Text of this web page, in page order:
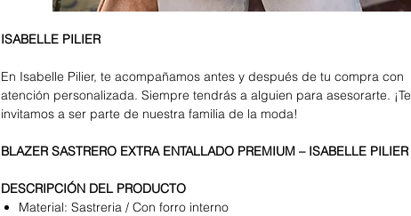
ISABELLE PILIER
En Isabelle Pilier, te acompañamos antes y después de tu compra con
atención personalizada. Siempre tendrás a alguien para asesorarte. ¡Te
invitamos a ser parte de nuestra familia de la moda!
BLAZER SASTRERO EXTRA ENTALLADO PREMIUM – ISABELLE PILIER
DESCRIPCIÓN DEL PRODUCTO
Material: Sastreria / Con forro interno